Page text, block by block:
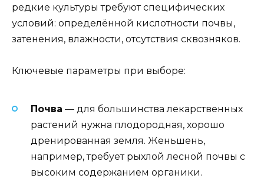
редкие культуры требуют специфических
условий: определённой кислотности почвы,
затенения, влажности, отсутствия сквозняков.
Ключевые параметры при выборе:
Почва — для большинства лекарственных
растений нужна плодородная, хорошо
дренированная земля. Женьшень,
например, требует рыхлой лесной почвы с
высоким содержанием органики.